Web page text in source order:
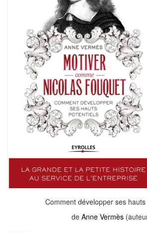
Comment développer ses
de Anne Vermès